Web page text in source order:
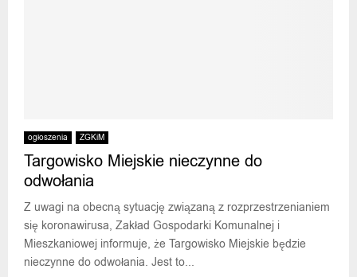
ogłoszenia ZGKiM
Targowisko Miejskie nieczynne do
odwołania
Z uwagi na obecną sytuację związaną z rozprzestrzenianiem
się koronawirusa, Zakład Gospodarki Komunalnej i
Mieszkaniowej informuje, że Targowisko Miejskie będzie
nieczynne do odwołania. Jest to...